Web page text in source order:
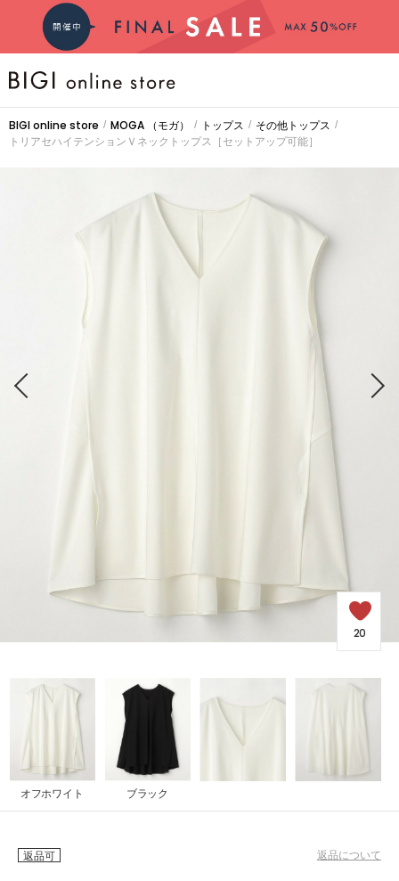
BRAND
COMING SOON
CATEGORY
PRE ORDER
COORDINATE
お問い合わせ
OUTLET
BIGI online store / MOGA （モガ） / トップス / その他トップス /
トリアセハイテンションＶネックトップス［セットアップ可能］
20
オフホワイト ブラック
返品可 返品について